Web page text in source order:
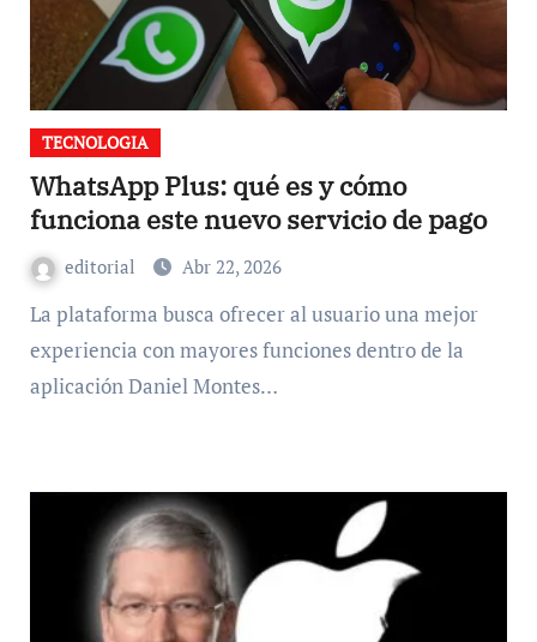
TECNOLOGIA
WhatsApp Plus: qué es y cómo
funciona este nuevo servicio de pago
editorial Abr 22, 2026
La plataforma busca ofrecer al usuario una mejor
experiencia con mayores funciones dentro de la
aplicación Daniel Montes…